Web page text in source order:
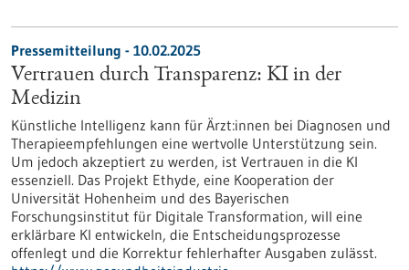
Pressemitteilung - 10.02.2025
Vertrauen durch Transparenz: KI in der
Medizin
Künstliche Intelligenz kann für Ärzt:innen bei Diagnosen und
Therapieempfehlungen eine wertvolle Unterstützung sein.
Um jedoch akzeptiert zu werden, ist Vertrauen in die KI
essenziell. Das Projekt Ethyde, eine Kooperation der
Universität Hohenheim und des Bayerischen
Forschungsinstitut für Digitale Transformation, will eine
erklärbare KI entwickeln, die Entscheidungsprozesse
offenlegt und die Korrektur fehlerhafter Ausgaben zulässt.